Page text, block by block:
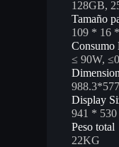
128GB,
Tamaño
109 * 16
Consumo
≤ 90W,
Display
941 *
Peso total
22KG